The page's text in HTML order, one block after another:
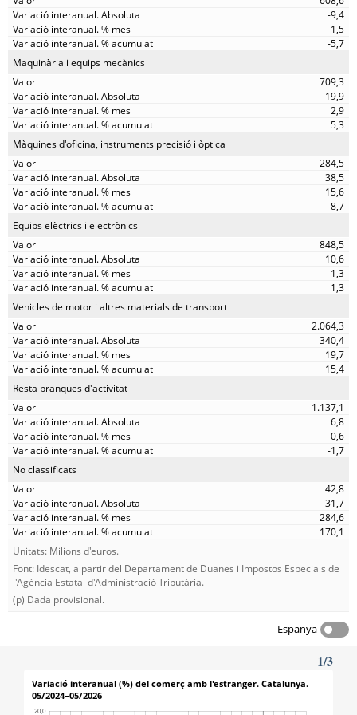
-9,4
-1,5
-5,7
Maquinària i equips mecànics
709,3
19,9
2,9
5,3
Màquines d'oficina, instruments precisió i òptica
284,5
38,5
15,6
-8,7
Equips elèctrics i electrònics
848,5
10,6
1,3
1,3
Vehicles de motor i altres materials de transport
2.064,3
340,4
19,7
15,4
Resta branques d'activitat
1.137,1
6,8
0,6
-1,7
No classificats
42,8
31,7
284,6
170,1
Unitats: Milions d'euros.
Font: Idescat, a partir del Departament de Duanes i Impostos Especials de
l'Agència Estatal d'Administració Tributària.
(p) Dada provisional.
Espanya